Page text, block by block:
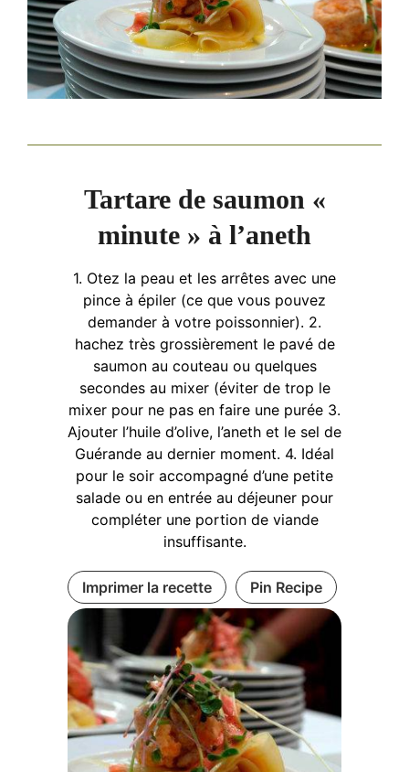
Ressources
Tartare de saumon «
minute » à l’aneth
1. Otez la peau et les arrêtes avec une
pince à épiler (ce que vous pouvez
demander à votre poissonnier). 2.
hachez très grossièrement le pavé de
saumon au couteau ou quelques
secondes au mixer (éviter de trop le
mixer pour ne pas en faire une purée 3.
Ajouter l’huile d’olive, l’aneth et le sel de
Guérande au dernier moment. 4. Idéal
pour le soir accompagné d’une petite
salade ou en entrée au déjeuner pour
compléter une portion de viande
insuffisante.
Imprimer la recette Pin Recipe